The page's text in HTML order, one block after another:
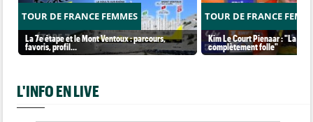
TOUR DE FRANCE FEMMES
La 7e étape et le Mont Ventoux : parcours,
favoris, profil…
TOUR DE FRANCE
Kim Le Court Pienaar : "La
complètement folle"
L'INFO EN LIVE